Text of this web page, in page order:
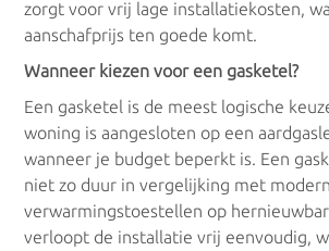
Infrarood verwarming
Kachels/Haarden
Gaskachel
Houtkachel
zorgt voor vrij lage installatiekosten,
aanschafprijs ten goede komt.
Wanneer kiezen voor een gasketel?
Een gasketel is de meest logische
woning is aangesloten op een
wanneer je budget beperkt is. Een
niet zo duur in vergelijking met
verwarmingstoestellen op
verloopt de installatie vrij eenvoudig,